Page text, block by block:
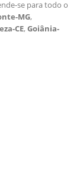
se para todo o
MG,
CE,Goiânia-